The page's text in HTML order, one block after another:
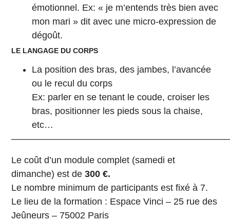
émotionnel. Ex: « je m’entends très bien avec
mon mari » dit avec une micro-expression de
dégoût.
LE LANGAGE DU CORPS
La position des bras, des jambes, l’avancée
ou le recul du corps
Ex: parler en se tenant le coude, croiser les
bras, positionner les pieds sous la chaise,
etc…
Le coût d’un module complet (samedi et
dimanche) est de300 €.
Le nombre minimum de participants est fixé à 7.
Le lieu de la formation : Espace Vinci – 25 rue des
Jeûneurs – 75002 Paris